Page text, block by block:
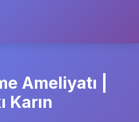
Ameliyatı |
Karın